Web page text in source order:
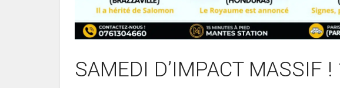
SAMEDI D’IMPACT MASSIF